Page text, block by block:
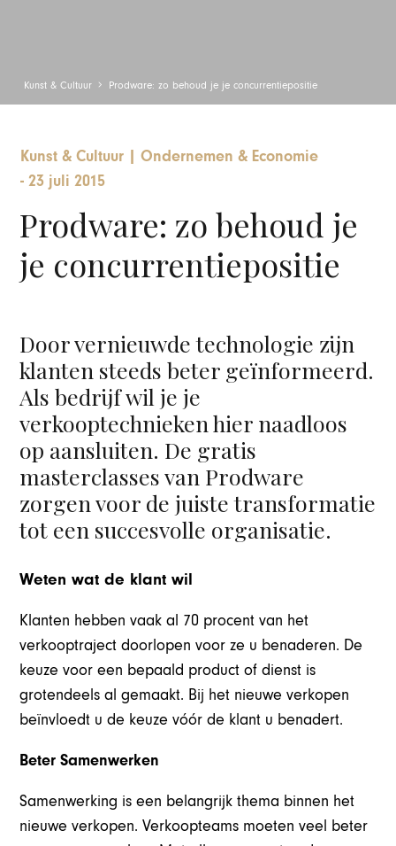
Kunst & Cultuur Prodware: zo behoud je je concurrentiepositie
Kunst & Cultuur
Ondernemen & Economie
-23 juli 2015
Prodware: zo behoud je
je concurrentiepositie
Door vernieuwde technologie zijn
klanten steeds beter geïnformeerd.
Als bedrijf wil je je
verkooptechnieken hier naadloos
op aansluiten. De gratis
masterclasses van Prodware
zorgen voor de juiste transformatie
tot een succesvolle organisatie.
Weten wat de klant wil
Klanten hebben vaak al 70 procent van het
verkooptraject doorlopen voor ze u benaderen. De
keuze voor een bepaald product of dienst is
grotendeels al gemaakt. Bij het nieuwe verkopen
beïnvloedt u de keuze vóór de klant u benadert.
Beter Samenwerken
Samenwerking is een belangrijk thema binnen het
nieuwe verkopen. Verkoopteams moeten veel beter